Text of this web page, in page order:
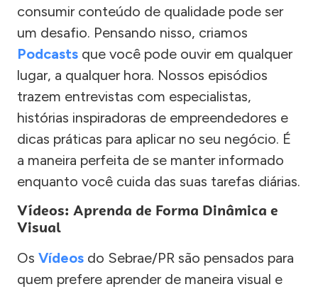
consumir conteúdo de qualidade pode ser
um desafio. Pensando nisso, criamos
Podcasts que você pode ouvir em qualquer
lugar, a qualquer hora. Nossos episódios
trazem entrevistas com especialistas,
histórias inspiradoras de empreendedores e
dicas práticas para aplicar no seu negócio. É
a maneira perfeita de se manter informado
enquanto você cuida das suas tarefas diárias.
Vídeos: Aprenda de Forma Dinâmica e
Visual
Os Vídeos do Sebrae/PR são pensados para
quem prefere aprender de maneira visual e